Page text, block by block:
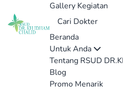
Gallery Kegiatan
Cari Dokter
Beranda
Untuk Anda
Tentang RSUD
Blog
Promo Menarik